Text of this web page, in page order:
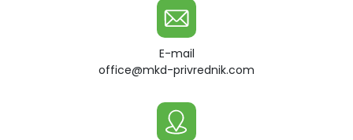
E-mail
office@mkd-privrednik.com